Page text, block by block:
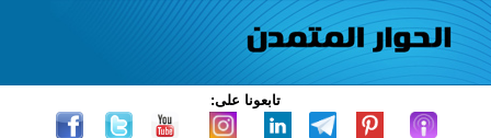
تابعونا على: